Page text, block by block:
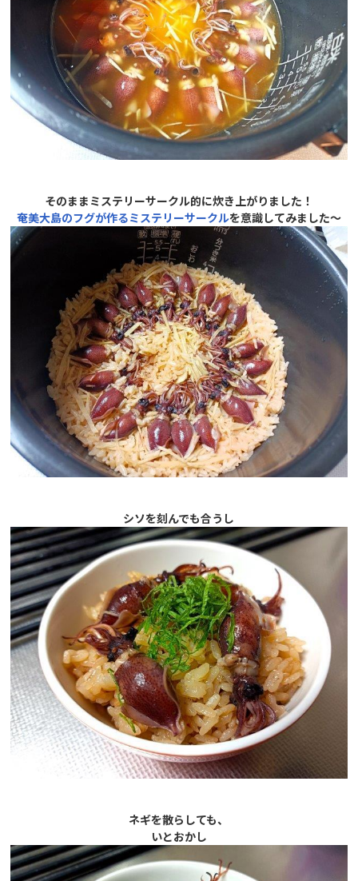
そのままミステリーサークル的に炊き上がりました！
奄美大島のフグが作るミステリーサークルを意識してみました～
シソを刻んでも合うし
ネギを散らしても、
いとおかし